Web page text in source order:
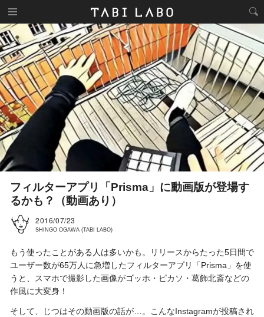
フィルターアプリ「Prisma」に動画版が登場す
るかも？（動画あり）
2016/07/23
SHINGO OGAWA (TABI LABO)
もう使ったことがある人は多いかも。リリースからたった5日間で
ユーザー数が65万人に急増したフィルターアプリ「Prisma」を使
うと、 スマホで撮影した画像がゴッホ・ピカソ・葛飾北斎などの
作風に大変身！
そして、じつはその動画版の話が…。こんなInstagramが投稿され